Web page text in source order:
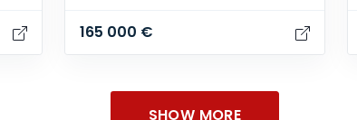
165 000 €
SHOW MORE